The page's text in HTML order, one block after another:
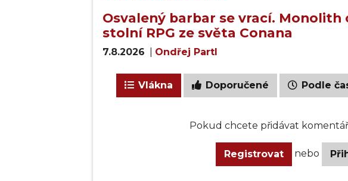
Osvalený barbar se vrací. Monolith
stolní RPG ze světa Conana
7.8.2026 Ondřej Partl
Vlákna Doporučené Podle
Pokud chcete přidávat
Registrovat nebo